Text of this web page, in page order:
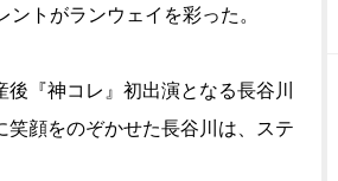
トがランウェイを彩った。
『神コレ』初出演となる長谷川
笑顔をのぞかせた長谷川は、ステ